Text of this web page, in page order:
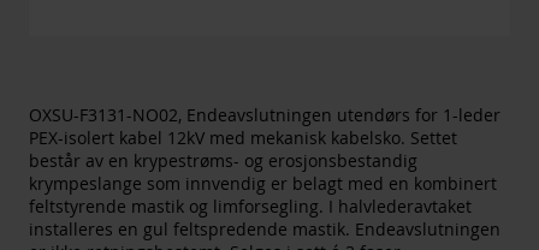
OXSU-F3131-NO02, Endeavslutningen utendørs for 1-leder
PEX-isolert kabel 12kV med mekanisk kabelsko. Settet
består av en krypestrøms- og erosjonsbestandig
krympeslange som innvendig er belagt med en kombinert
feltstyrende mastik og limforsegling. I halvlederavtaket
installeres en gul feltspredende mastik. Endeavslutningen